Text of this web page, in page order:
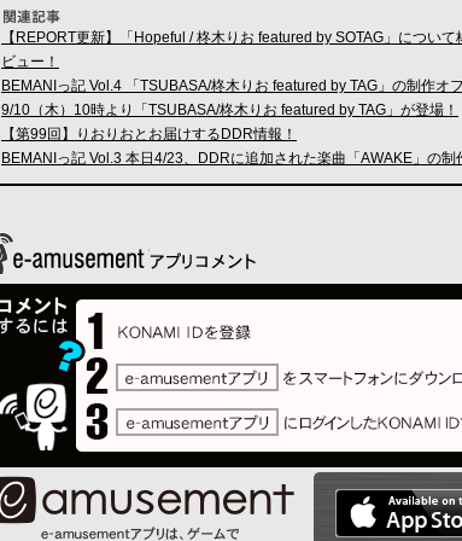
【REPORT更新】「Hopeful / 柊木りお featured by SOTAG」につい
ビュー！
BEMANIっ記 Vol.4 「TSUBASA/柊木りお featured by TAG」の制作オ
9/10（木）10時より「TSUBASA/柊木りお featured by TAG」が登場！
【第99回】りおりおとお届けするDDR情報！
BEMANIっ記 Vol.3 本日4/23、DDRに追加された楽曲「AWAKE」の制